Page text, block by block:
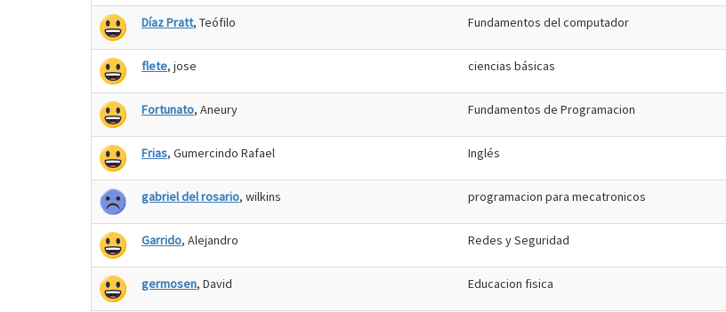
Díaz Pratt, Teófilo Fundamentos del computador
flete, jose ciencias básicas
Fortunato, Aneury Fundamentos de Programacion
Frias, Gumercindo Rafael Inglés
gabriel del rosario, wilkins programacion para mecatronicos
Garrido, Alejandro Redes y Seguridad
germosen, David Educacion fisica